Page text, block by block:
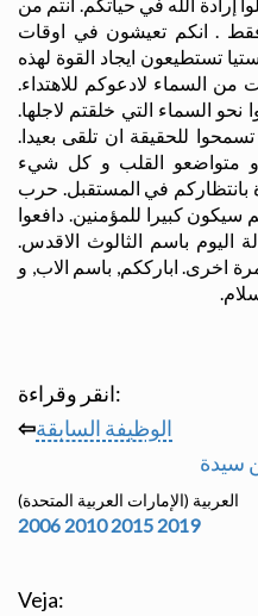
فقط . انكم تعيشون في اوقات
تستطيعون ايجاد القوة لهذه
من السماء لادعوكم للاهتداء.
نحو السماء التي خلقتم لاجلها.
للحقيقة ان تلقى بعيدا.
و متواضعو القلب و كل شيء
في المستقبل. حرب
سيكون كبيرا للمؤمنين. دافعوا
اليوم باسم الثالوث الاقدس.
اخرى. ابارككم, باسم الاب, و
انقر وقراءة:
⇦الوظيفة السابقة
سيدة
العربية (الإمارات العربية المتحدة)
2006 2010 2015 2019
Veja: